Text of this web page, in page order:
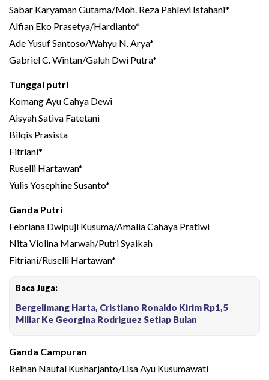
Sabar Karyaman Gutama/Moh. Reza Pahlevi Isfahani*
Alfian Eko Prasetya/Hardianto*
Ade Yusuf Santoso/Wahyu N. Arya*
Gabriel C. Wintan/Galuh Dwi Putra*
Tunggal putri
Komang Ayu Cahya Dewi
Aisyah Sativa Fatetani
Bilqis Prasista
Fitriani*
Ruselli Hartawan*
Yulis Yosephine Susanto*
Ganda Putri
Febriana Dwipuji Kusuma/Amalia Cahaya Pratiwi
Nita Violina Marwah/Putri Syaikah
Fitriani/Ruselli Hartawan*
Baca Juga:
Bergelimang Harta, Cristiano Ronaldo Kirim Rp1,5
Miliar Ke Georgina Rodriguez Setiap Bulan
Ganda Campuran
Reihan Naufal Kusharjanto/Lisa Ayu Kusumawati